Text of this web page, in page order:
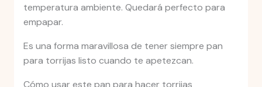
temperatura ambiente. Quedará perfecto para
empapar.
Es una forma maravillosa de tener siempre pan
para torrijas listo cuando te apetezcan.
Cómo usar este pan para hacer torrijas